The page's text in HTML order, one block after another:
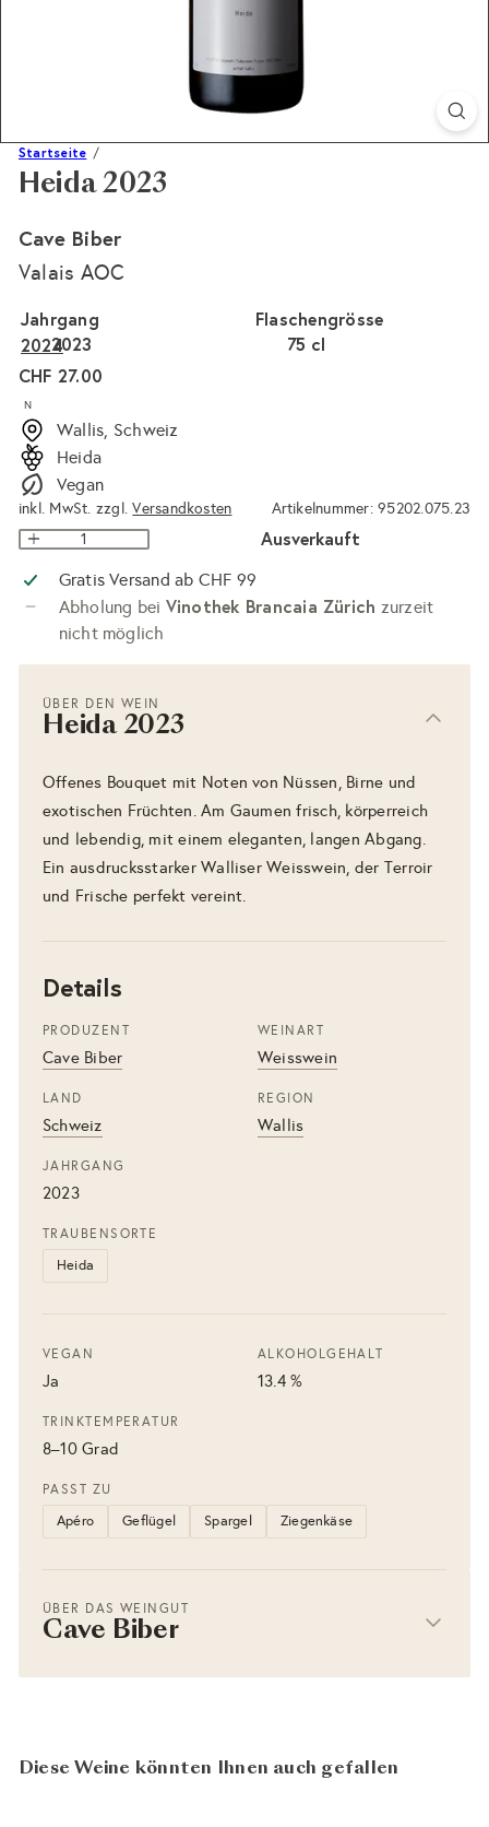
Startseite
Heida 2023
Cave Biber
Valais AOC
Flaschengrösse
75 cl
Jahrgang
2023 Variante ausverkauft oder nicht verfügbar
2024
Normaler
Preis
CHF 27.00
N
Wallis, Schweiz
Heida
Vegan
inkl. MwSt. zzgl.Versandkosten Artikelnummer: 95202.075.23
Ausverkauft
Gratis Versand ab CHF 99
Abholung bei Vinothek Brancaia Zürich zurzeit
nicht möglich
ÜBER DEN WEIN
Heida 2023
Offenes Bouquet mit Noten von Nüssen, Birne und
exotischen Früchten. Am Gaumen frisch, körperreich
und lebendig, mit einem eleganten, langen Abgang.
Ein ausdrucksstarker Walliser Weisswein, der Terroir
und Frische perfekt vereint.
Details
PRODUZENT
Cave Biber
WEINART
Weisswein
LAND
Schweiz
REGION
Wallis
JAHRGANG
2023
TRAUBENSORTE
Heida
VEGAN
Ja
ALKOHOLGEHALT
13.4 %
TRINKTEMPERATUR
8–10 Grad
PASST ZU
Apéro Geflügel Spargel Ziegenkäse
ÜBER DAS WEINGUT
Cave Biber
Diese Weine könnten Ihnen auch gefallen